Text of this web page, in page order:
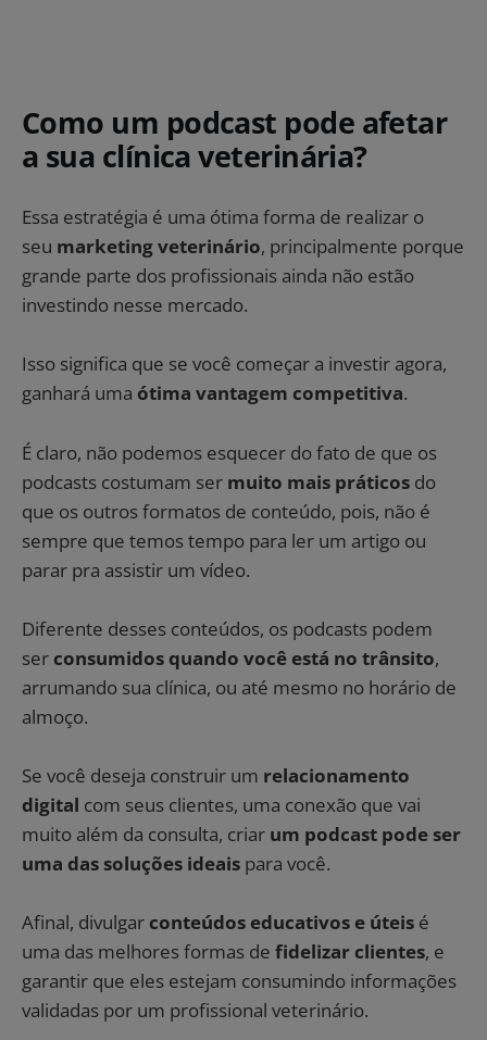
Como um podcast pode afetar
a sua clínica veterinária?
Essa estratégia é uma ótima forma de realizar o
seu marketing veterinário, principalmente porque
grande parte dos profissionais ainda não estão
investindo nesse mercado.
Isso significa que se você começar a investir agora,
ganhará uma ótima vantagem competitiva.
É claro, não podemos esquecer do fato de que os
podcasts costumam ser muito mais práticos do
que os outros formatos de conteúdo, pois, não é
sempre que temos tempo para ler um artigo ou
parar pra assistir um vídeo.
Diferente desses conteúdos, os podcasts podem
ser consumidos quando você está no trânsito,
arrumando sua clínica, ou até mesmo no horário de
almoço.
Se você deseja construir um relacionamento
digital com seus clientes, uma conexão que vai
muito além da consulta, criar um podcast pode ser
uma das soluções ideais para você.
Afinal, divulgar conteúdos educativos e úteis é
uma das melhores formas de fidelizar clientes, e
garantir que eles estejam consumindo informações
validadas por um profissional veterinário.